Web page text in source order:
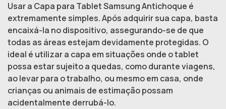
Usar a Capa para Tablet Samsung Antichoque é
extremamente simples. Após adquirir sua capa, basta
encaixá-la no dispositivo, assegurando-se de que
todas as áreas estejam devidamente protegidas. O
ideal é utilizar a capa em situações onde o tablet
possa estar sujeito a quedas, como durante viagens,
ao levar para o trabalho, ou mesmo em casa, onde
crianças ou animais de estimação possam
acidentalmente derrubá-lo.